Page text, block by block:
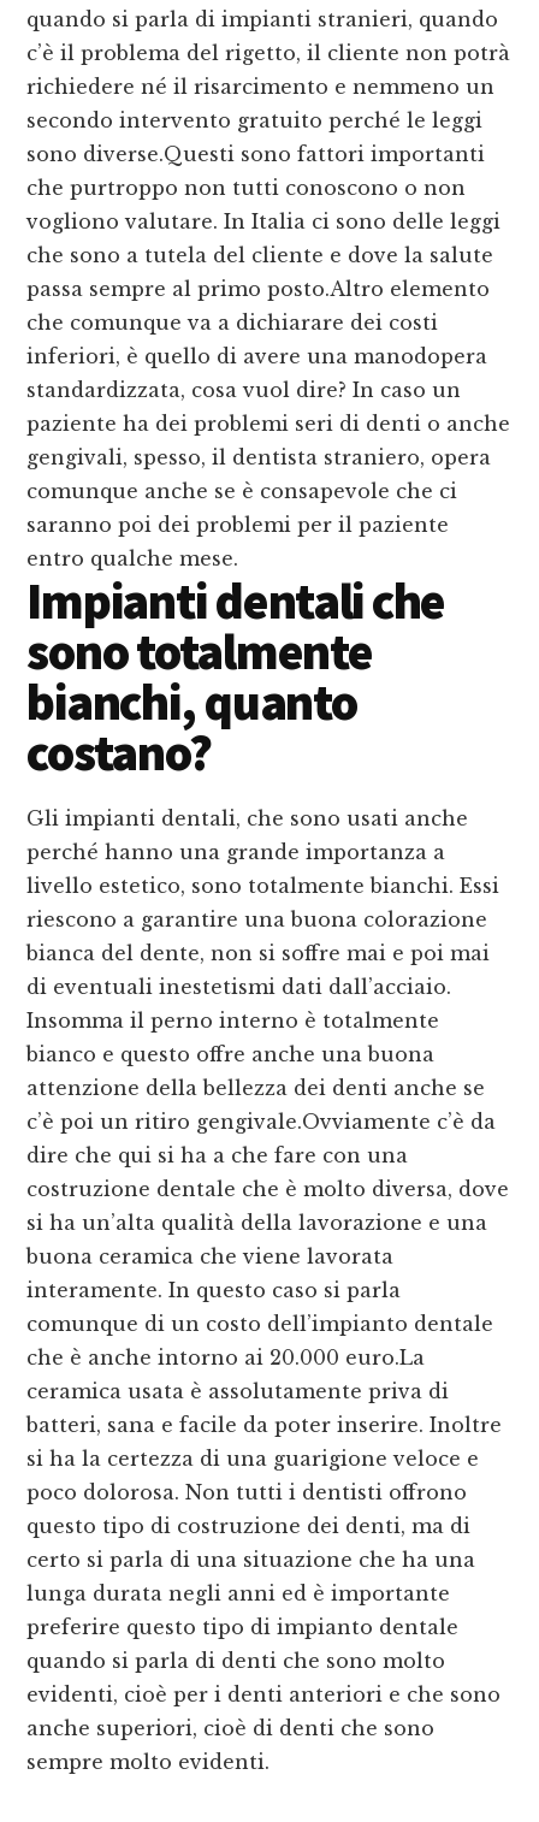
quando si parla di impianti stranieri, quando
c’è il problema del rigetto, il cliente non potrà
richiedere né il risarcimento e nemmeno un
secondo intervento gratuito perché le leggi
sono diverse.Questi sono fattori importanti
che purtroppo non tutti conoscono o non
vogliono valutare. In Italia ci sono delle leggi
che sono a tutela del cliente e dove la salute
passa sempre al primo posto.Altro elemento
che comunque va a dichiarare dei costi
inferiori, è quello di avere una manodopera
standardizzata, cosa vuol dire? In caso un
paziente ha dei problemi seri di denti o anche
gengivali, spesso, il dentista straniero, opera
comunque anche se è consapevole che ci
saranno poi dei problemi per il paziente
entro qualche mese.
Impianti dentali che
sono totalmente
bianchi, quanto
costano?
Gli impianti dentali, che sono usati anche
perché hanno una grande importanza a
livello estetico, sono totalmente bianchi. Essi
riescono a garantire una buona colorazione
bianca del dente, non si soffre mai e poi mai
di eventuali inestetismi dati dall’acciaio.
Insomma il perno interno è totalmente
bianco e questo offre anche una buona
attenzione della bellezza dei denti anche se
c’è poi un ritiro gengivale.Ovviamente c’è da
dire che qui si ha a che fare con una
costruzione dentale che è molto diversa, dove
si ha un’alta qualità della lavorazione e una
buona ceramica che viene lavorata
interamente. In questo caso si parla
comunque di un costo dell’impianto dentale
che è anche intorno ai 20.000 euro.La
ceramica usata è assolutamente priva di
batteri, sana e facile da poter inserire. Inoltre
si ha la certezza di una guarigione veloce e
poco dolorosa. Non tutti i dentisti offrono
questo tipo di costruzione dei denti, ma di
certo si parla di una situazione che ha una
lunga durata negli anni ed è importante
preferire questo tipo di impianto dentale
quando si parla di denti che sono molto
evidenti, cioè per i denti anteriori e che sono
anche superiori, cioè di denti che sono
sempre molto evidenti.